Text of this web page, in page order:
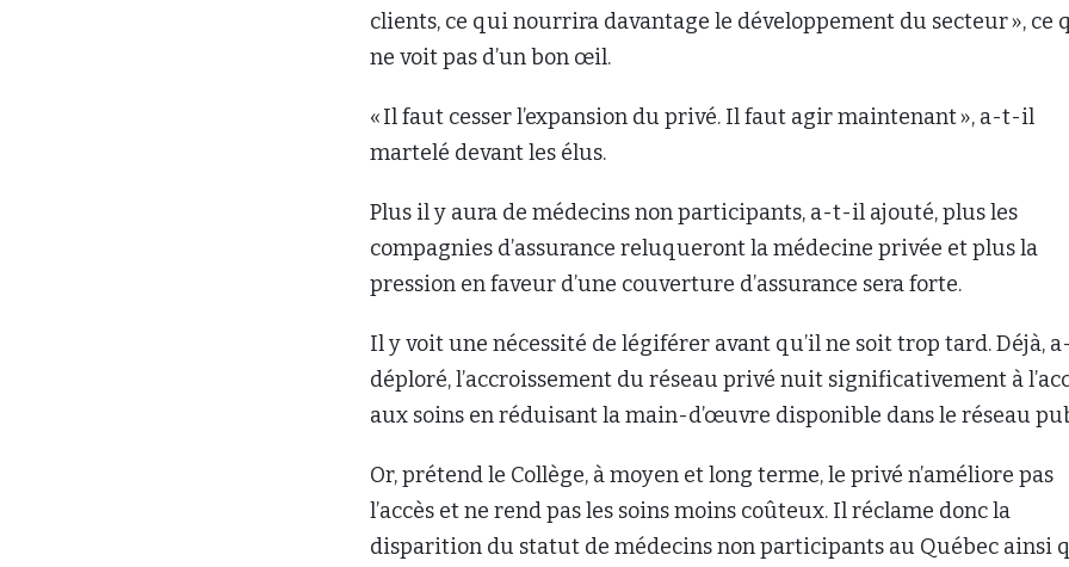
clients, ce qui nourrira davantage le développement du secteur », ce
ne voit pas d’un bon œil.
« Il faut cesser l’expansion du privé. Il faut agir maintenant », a-t-il
martelé devant les élus.
Plus il y aura de médecins non participants, a-t-il ajouté, plus les
compagnies d’assurance reluqueront la médecine privée et plus la
pression en faveur d’une couverture d’assurance sera forte.
Il y voit une nécessité de légiférer avant qu’il ne soit trop tard. Déjà,
déploré, l’accroissement du réseau privé nuit significativement à
aux soins en réduisant la main-d’œuvre disponible dans le réseau
Or, prétend le Collège, à moyen et long terme, le privé n’améliore pas
l’accès et ne rend pas les soins moins coûteux. Il réclame donc la
disparition du statut de médecins non participants au Québec ainsi